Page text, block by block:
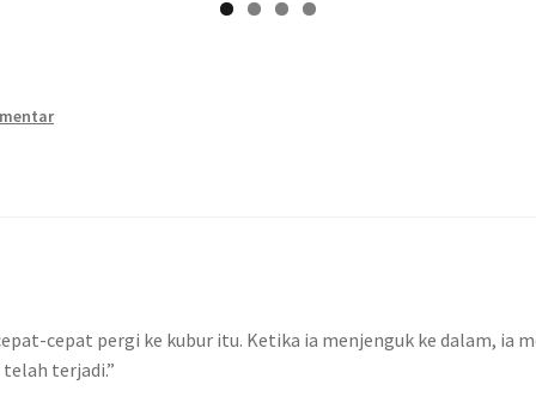
cepat pergi ke kubur itu. Ketika ia menjenguk ke dalam, ia
terjadi.”